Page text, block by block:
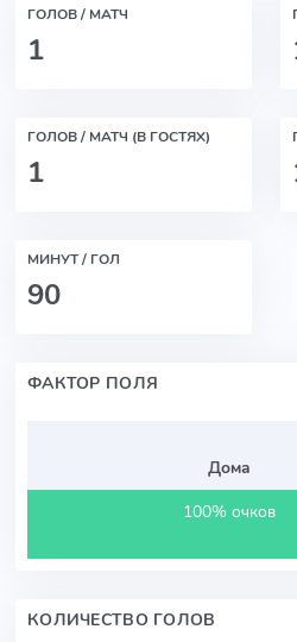
ГОЛОВ / МАТЧ
1
ГОЛОВ / МАТЧ (В ГОСТЯХ)
1
МИНУТ / ГОЛ
90
ФАКТОР ПОЛЯ
Дома
100% очков
КОЛИЧЕСТВО ГОЛОВ